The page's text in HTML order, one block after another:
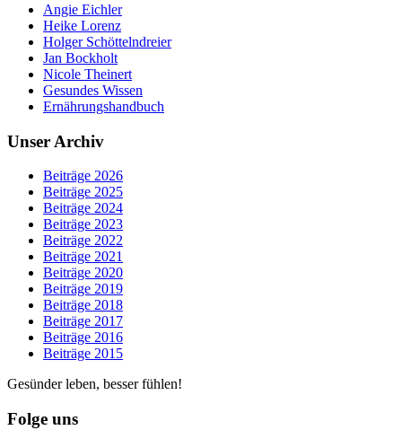
Angie Eichler
Heike Lorenz
Holger Schöttelndreier
Jan Bockholt
Nicole Theinert
Gesundes Wissen
Ernährungshandbuch
Unser Archiv
Beiträge 2026
Beiträge 2025
Beiträge 2024
Beiträge 2023
Beiträge 2022
Beiträge 2021
Beiträge 2020
Beiträge 2019
Beiträge 2018
Beiträge 2017
Beiträge 2016
Beiträge 2015
Gesünder leben, besser fühlen!
Folge uns